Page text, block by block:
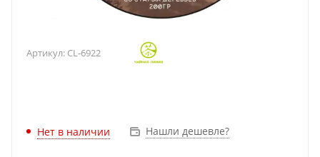
Артикул: CL-6922
Нет в наличии Нашли дешевле?